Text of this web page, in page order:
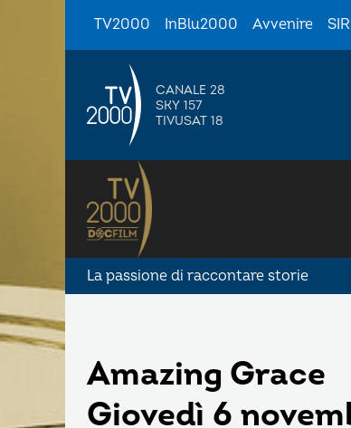
TV2000 InBlu2000 Avvenire SIR
CANALE 28
SKY 157
TIVUSAT 18
La passione di raccontare storie
Amazing Grace
Giovedì 6